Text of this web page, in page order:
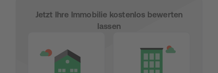
Jetzt Ihre Immobilie kostenlos bewerten
lassen